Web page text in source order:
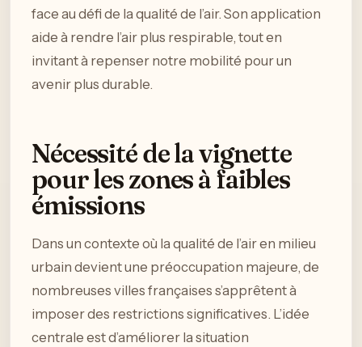
face au défi de la qualité de l’air. Son application
aide à rendre l’air plus respirable, tout en
invitant à repenser notre mobilité pour un
avenir plus durable.
Nécessité de la vignette
pour les zones à faibles
émissions
Dans un contexte où la qualité de l’air en milieu
urbain devient une préoccupation majeure, de
nombreuses villes françaises s’apprêtent à
imposer des restrictions significatives. L’idée
centrale est d’améliorer la situation